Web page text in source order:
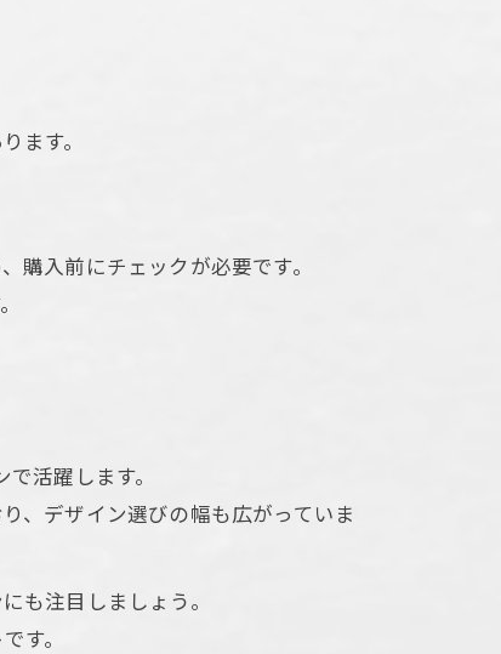
ます。
入前にチェックが必要です。
活躍します。
、デザイン選びの幅も広がっていま
も注目しましょう。
す。